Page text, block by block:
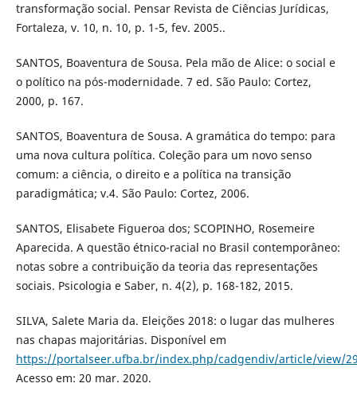
transformação social. Pensar Revista de Ciências Jurídicas,
Fortaleza, v. 10, n. 10, p. 1-5, fev. 2005..
SANTOS, Boaventura de Sousa. Pela mão de Alice: o social e
o político na pós-modernidade. 7 ed. São Paulo: Cortez,
2000, p. 167.
SANTOS, Boaventura de Sousa. A gramática do tempo: para
uma nova cultura política. Coleção para um novo senso
comum: a ciência, o direito e a política na transição
paradigmática; v.4. São Paulo: Cortez, 2006.
SANTOS, Elisabete Figueroa dos; SCOPINHO, Rosemeire
Aparecida. A questão étnico-racial no Brasil contemporâneo:
notas sobre a contribuição da teoria das representações
sociais. Psicologia e Saber, n. 4(2), p. 168-182, 2015.
SILVA, Salete Maria da. Eleições 2018: o lugar das mulheres
nas chapas majoritárias. Disponível em
https://portalseer.ufba.br/index.php/cadgendiv/article/view/
Acesso em: 20 mar. 2020.